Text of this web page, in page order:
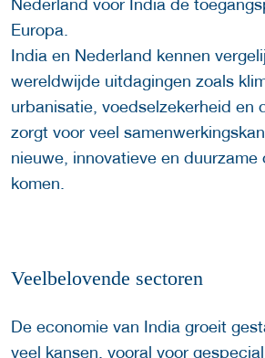
Nederland voor India de
Europa.
India en Nederland kennen
wereldwijde uitdagingen zoals
urbanisatie, voedselzekerheid en
zorgt voor veel
nieuwe, innovatieve en duurzame
komen.
Veelbelovende sectoren
De economie van India groeit
veel kansen, vooral voor